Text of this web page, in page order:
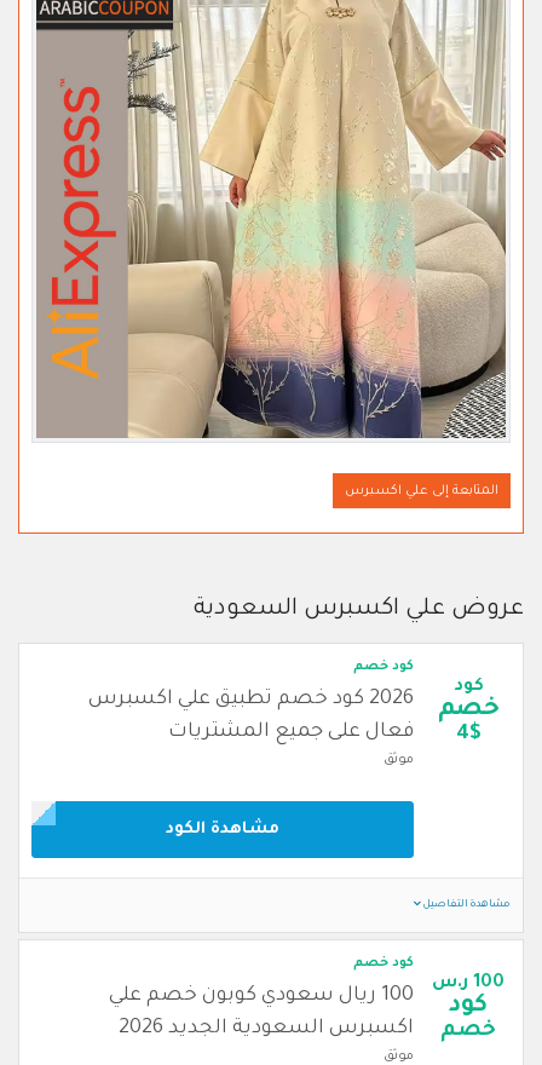
المتابعة إلى علي اكسبرس
عروض علي اكسبرس السعودية
كود
خصم
4$
كود خصم
2026 كود خصم تطبيق علي اكسبرس
فعال على جميع المشتريات
موثق
مشاهدة الكود
مشاهدة التفاصيل
100 ر.س
كود
خصم
كود خصم
100 ريال سعودي كوبون خصم علي
اكسبرس السعودية الجديد 2026
موثق